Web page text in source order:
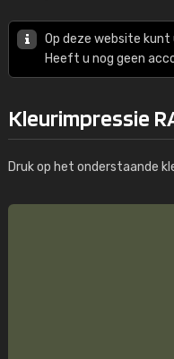
Op deze website
Heeft u nog geen
Kleurimpressie
Druk op het onderstaande